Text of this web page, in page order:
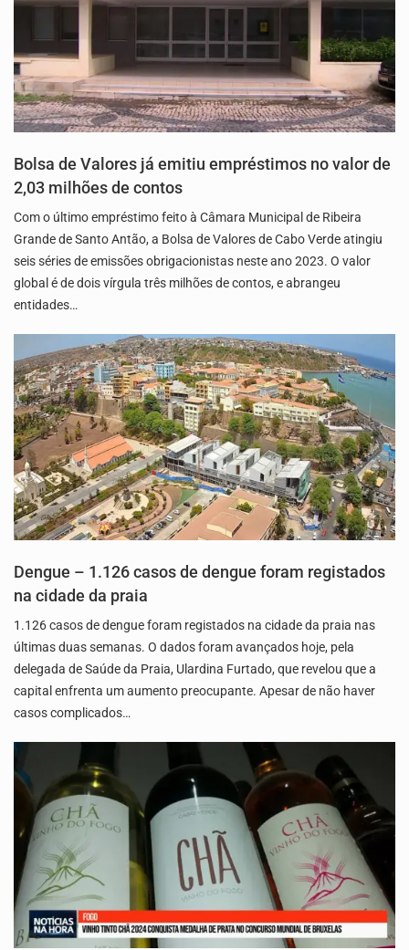
Bolsa de Valores já emitiu empréstimos no valor de
2,03 milhões de contos
Com o último empréstimo feito à Câmara Municipal de Ribeira
Grande de Santo Antão, a Bolsa de Valores de Cabo Verde atingiu
seis séries de emissões obrigacionistas neste ano 2023. O valor
global é de dois vírgula três milhões de contos, e abrangeu
entidades…
Dengue – 1.126 casos de dengue foram registados
na cidade da praia
1.126 casos de dengue foram registados na cidade da praia nas
últimas duas semanas. O dados foram avançados hoje, pela
delegada de Saúde da Praia, Ulardina Furtado, que revelou que a
capital enfrenta um aumento preocupante. Apesar de não haver
casos complicados…